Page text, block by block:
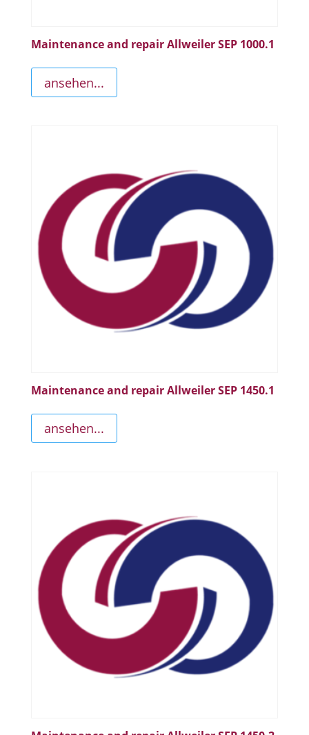
Maintenance and repair Allweiler SEP 1000.1
ansehen...
Maintenance and repair Allweiler SEP 1450.1
ansehen...